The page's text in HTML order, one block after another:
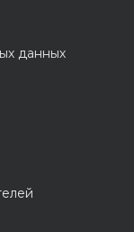
данных